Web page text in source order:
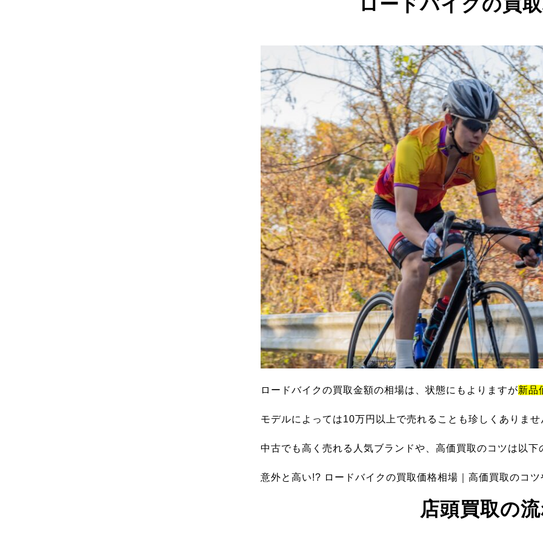
ロードバイクの買取金額の相場は、状態にもよりますが新品
モデルによっては10万円以上で売れることも珍しくありませ
中古でも高く売れる人気ブランドや、高価買取のコツは以
意外と高い!? ロードバイクの買取価格相場｜高価買取のコ
店頭買取の